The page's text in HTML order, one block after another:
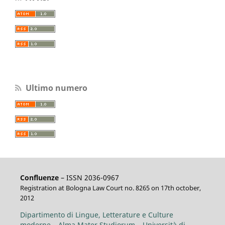
Ultimo numero
Confluenze– ISSN 2036-0967
Registration at Bologna Law Court no. 8265 on 17th october,
2012
Dipartimento di Lingue, Letterature e Culture